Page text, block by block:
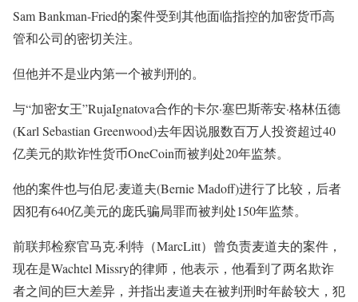
Sam Bankman-Fried的案件受到其他面临指控的加密货币高
管和公司的密切关注。
但他并不是业内第一个被判刑的。
与“加密女王”RujaIgnatova合作的卡尔·塞巴斯蒂安·格林伍德
(Karl Sebastian Greenwood)去年因说服数百万人投资超过40
亿美元的欺诈性货币OneCoin而被判处20年监禁。
他的案件也与伯尼·麦道夫(Bernie Madoff)进行了比较，后者
因犯有640亿美元的庞氏骗局罪而被判处150年监禁。
前联邦检察官马克·利特（MarcLitt）曾负责麦道夫的案件，
现在是Wachtel Missry的律师，他表示，他看到了两名欺诈
者之间的巨大差异，并指出麦道夫在被判刑时年龄较大，犯